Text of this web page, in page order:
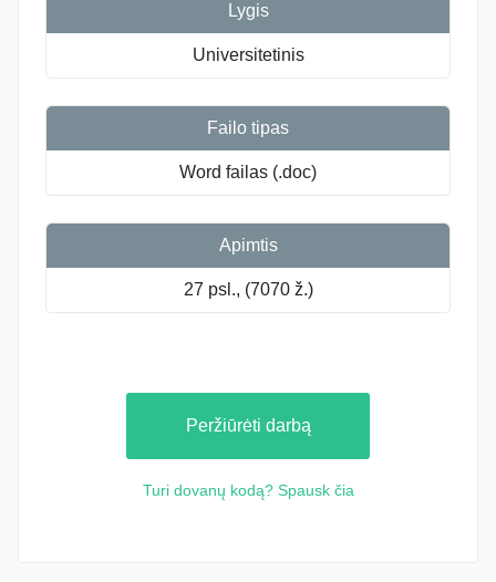
Lygis
Universitetinis
Failo tipas
Word failas (.doc)
Apimtis
27 psl., (7070 ž.)
Peržiūrėti darbą
Turi dovanų kodą? Spausk čia